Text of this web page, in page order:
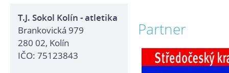
T.J. Sokol Kolín - atletika
Brankovická 979
280 02, Kolín
IČO: 75123843
Partner